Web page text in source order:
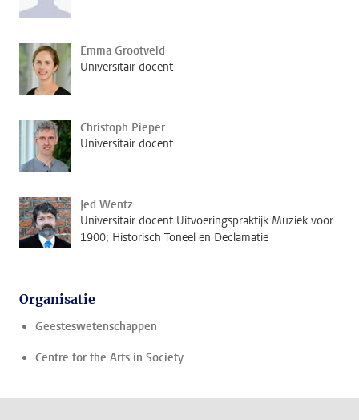
Emma Grootveld
Universitair docent
Christoph Pieper
Universitair docent
Jed Wentz
Universitair docent Uitvoeringspraktijk Muziek voor
1900; Historisch Toneel en Declamatie
Organisatie
Geesteswetenschappen
Centre for the Arts in Society